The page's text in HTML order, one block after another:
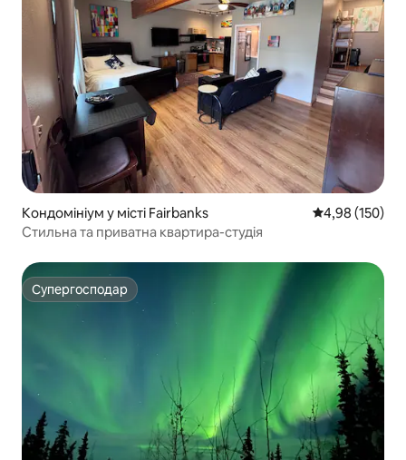
Кондомініум у місті Fairbanks Середня
4,98 (150)
Стильна та приватна квартира-студія
Супергосподар
Супергосподар